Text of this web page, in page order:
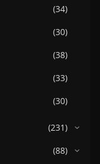
(34)
(30)
(38)
(33)
(30)
(231)
(88)